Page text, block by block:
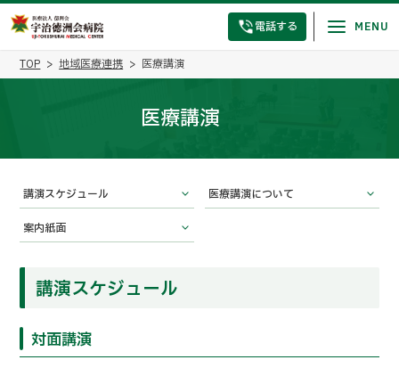
電話する
TOP 地域医療連携 医療講演
医療講演
講演スケジュール 医療講演について
案内紙面
講演スケジュール
対面講演